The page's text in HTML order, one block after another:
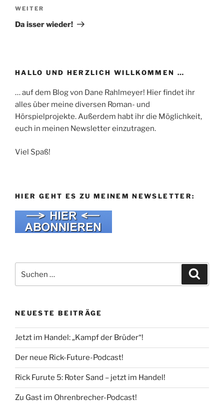
Nächster
Beitrag
WEITER
Da isser wieder!
HALLO UND HERZLICH WILLKOMMEN …
… auf dem Blog von Dane Rahlmeyer! Hier findet ihr
alles über meine diversen Roman- und
Hörspielprojekte. Außerdem habt ihr die Möglichkeit,
euch in meinen Newsletter einzutragen.
Viel Spaß!
HIER GEHT ES ZU MEINEM NEWSLETTER:
nach:
NEUESTE BEITRÄGE
Jetzt im Handel: „Kampf der Brüder“!
Der neue Rick-Future-Podcast!
Rick Furute 5: Roter Sand – jetzt im Handel!
Zu Gast im Ohrenbrecher-Podcast!